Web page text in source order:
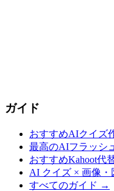
ガイド
おすすめAIクイズ
最高のAIフラッシ
おすすめKahoot代
AI クイズ × 画像・
すべてのガイド →